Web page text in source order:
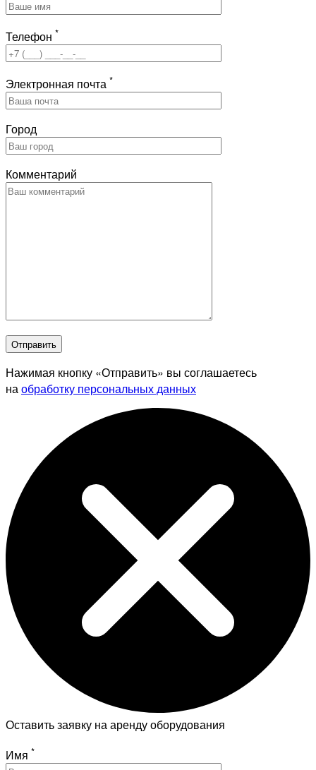
Телефон *
Электронная почта *
Город
Комментарий
Отправить
Нажимая кнопку «Отправить» вы соглашаетесь
наобработку персональных данных
Оставить заявку на аренду оборудования
Имя *